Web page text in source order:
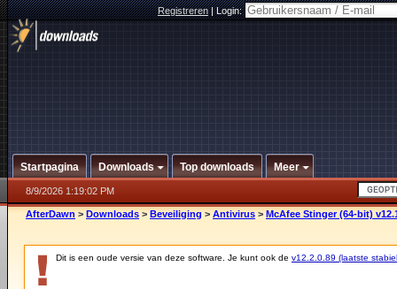
Registreren|Login:
Startpagina Downloads Top downloads Meer
8/9/2026 1:19:02 PM
AfterDawn > Downloads > Beveiliging > Antivirus > McAfee Stinger (64-bit)
Dit is een oude versie van deze software. Je kunt ook de v12.2.0.89 (laatste